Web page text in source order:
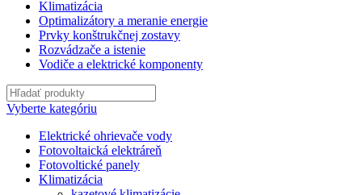
Klimatizácia
Optimalizátory a meranie energie
Prvky konštrukčnej zostavy
Rozvádzače a istenie
Vodiče a elektrické komponenty
Vyberte kategóriu
Elektrické ohrievače vody
Fotovoltaická elektráreň
Fotovoltické panely
Klimatizácia